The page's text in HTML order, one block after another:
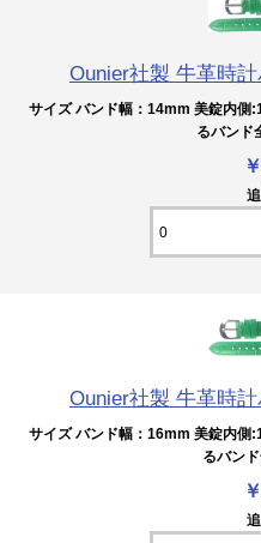
Ounier社製 牛革時
サイズ バンド幅：14mm 美錠内側
るバンド
Ounier社製 牛革時
サイズ バンド幅：16mm 美錠内側
るバン